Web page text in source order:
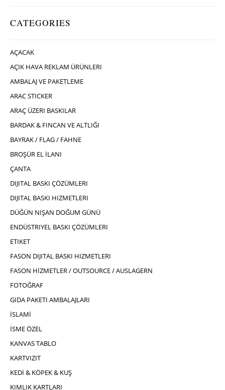
CATEGORIES
AÇACAK
AÇIK HAVA REKLAM ÜRÜNLERI
AMBALAJ VE PAKETLEME
ARAC STICKER
ARAÇ ÜZERI BASKILAR
BARDAK & FINCAN VE ALTLIĞI
BAYRAK / FLAG / FAHNE
BROŞÜR EL İLANI
ÇANTA
DIJITAL BASKI ÇÖZÜMLERI
DIJITAL BASKI HIZMETLERI
DÜĞÜN NIŞAN DOĞUM GÜNÜ
ENDÜSTRIYEL BASKI ÇÖZÜMLERI
ETIKET
FASON DIJITAL BASKI HIZMETLERI
FASON HİZMETLER / OUTSOURCE / AUSLAGERN
FOTOĞRAF
GIDA PAKETI AMBALAJLARI
İSLAMİ
İSME ÖZEL
KANVAS TABLO
KARTVIZIT
KEDİ & KÖPEK & KUŞ
KIMLIK KARTLARI